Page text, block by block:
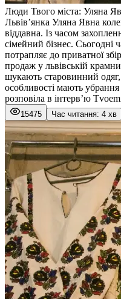
Люди Твого міста: Уляна
Львів’янка Уляна Явна
віддавна. Із часом
сімейний бізнес. Сьогодні
потрапляє до приватної
продаж у львівській
шукають старовинний одяг,
особливості мають
розповіла в інтерв’ю
15475 Час читання: 4 хв